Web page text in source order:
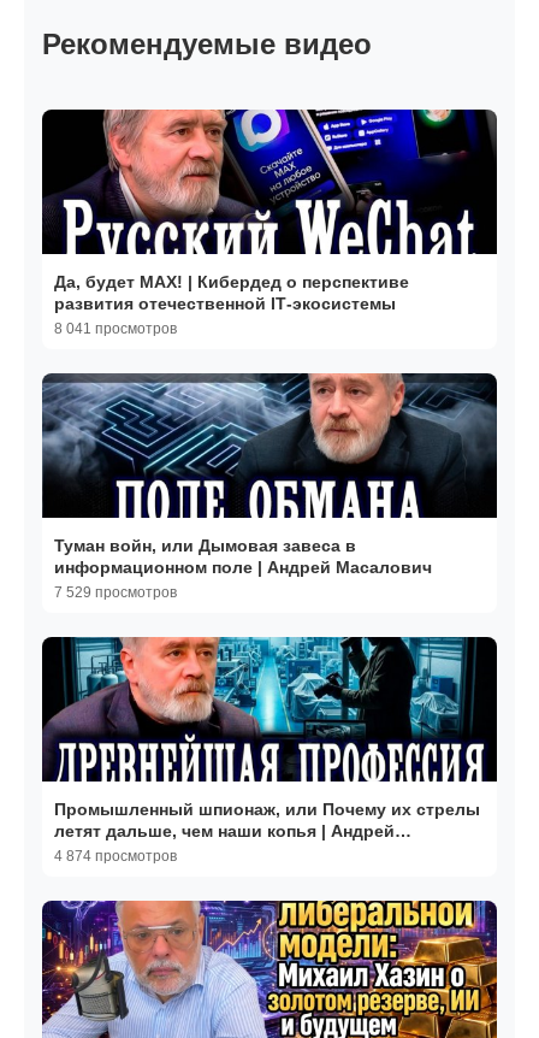
Рекомендуемые видео
Да, будет МАХ! | Кибердед о перспективе
развития отечественной IТ-экосистемы
8 041 просмотров
Туман войн, или Дымовая завеса в
информационном поле | Андрей Масалович
7 529 просмотров
Промышленный шпионаж, или Почему их стрелы
летят дальше, чем наши копья | Андрей
Масалович
4 874 просмотров